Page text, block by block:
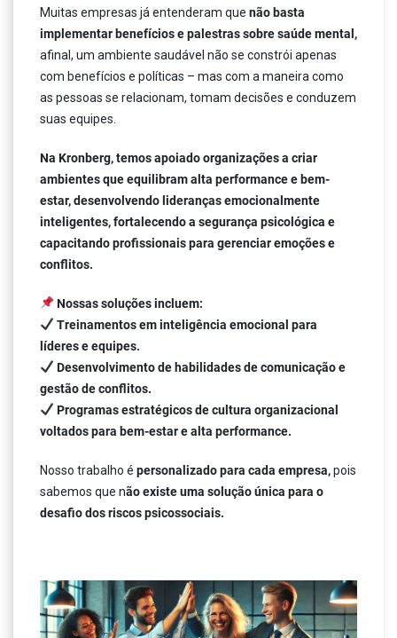
Muitas empresas já entenderam que não basta
implementar benefícios e palestras sobre saúde mental,
afinal, um ambiente saudável não se constrói apenas
com benefícios e políticas – mas com a maneira como
as pessoas se relacionam, tomam decisões e conduzem
suas equipes.
Na Kronberg, temos apoiado organizações a criar
ambientes que equilibram alta performance e bem-
estar, desenvolvendo lideranças emocionalmente
inteligentes, fortalecendo a segurança psicológica e
capacitando profissionais para gerenciar emoções e
conflitos.
Nossas soluções incluem:
Treinamentos em inteligência emocional para
líderes e equipes.
Desenvolvimento de habilidades de comunicação e
gestão de conflitos.
Programas estratégicos de cultura organizacional
voltados para bem-estar e alta performance.
Nosso trabalho é personalizado para cada empresa,pois
sabemos que não existe uma solução única para o
desafio dos riscos psicossociais.